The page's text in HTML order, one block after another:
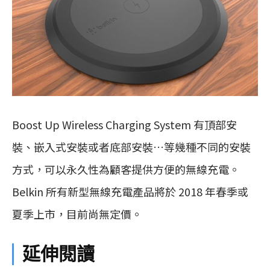
Boost Up Wireless Charging System 有頂部安
裝、嵌入式安裝或者底部安裝…等幾種不同的安裝
方式，可以永久性為顧客提供方便的無線充電。
Belkin 所有新型無線充電產品將於 2018 年春季或
夏季上市，目前尚無定價。
延伸閱讀